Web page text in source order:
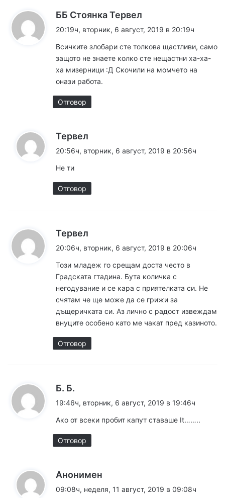
ББ Стоянка Тервел
а
:
20:19ч, вторник, 6 август, 2019 в 20:19ч
Всичките злобари сте толкова щастливи, само
защото не знаете колко сте нещастни ха-ха-
ха мизерници :Д Скочили на момчето на
онази работа.
Отговор
Тервел
:
20:56ч, вторник, 6 август, 2019 в 20:56ч
Не ти
Отговор
Тервел
а
:
20:06ч, вторник, 6 август, 2019 в 20:06ч
Този младеж го срещам доста често в
Градската гтадина. Бута количка с
негодувание и се кара с приятелката си. Не
счятам че ще може да се грижи за
дъщеричката си. Аз лично с радост извеждам
внуците особено като ме чакат пред казиното.
Отговор
Б. Б.
а
:
19:46ч, вторник, 6 август, 2019 в 19:46ч
Ако от всеки пробит капут ставаше It……..
Отговор
Анонимен
09:08ч, неделя, 11 август, 2019 в 09:08ч